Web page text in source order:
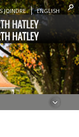
JOINDRE ENGLISH